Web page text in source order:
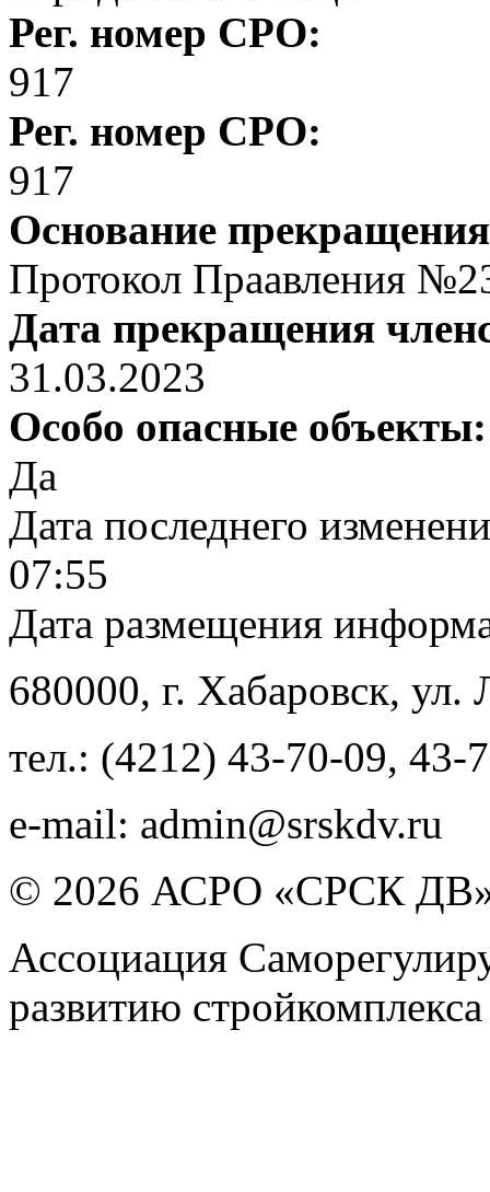
Рег. номер СРО:
917
Рег. номер СРО:
917
Основание
Протокол Праавления
Дата прекращения
31.03.2023
Особо опасные
Да
Дата последнего
07:55
Дата размещения
680000, г. Хабаровск, ул.
тел.: (4212) 43-70-09, 43-
e-mail: admin@srskdv.ru
© 2026 АСРО «СРСК
Ассоциация
развитию